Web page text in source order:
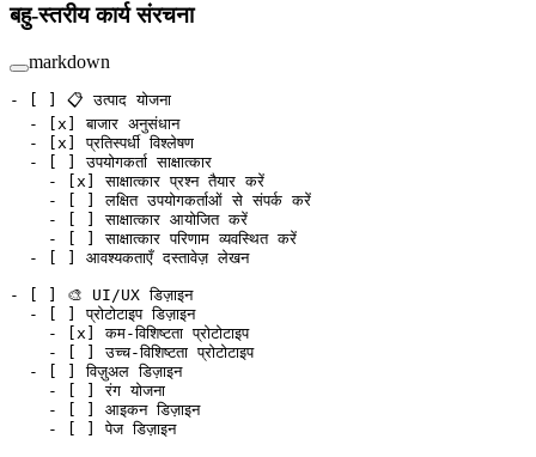
बहु-स्तरीय कार्य संरचना
markdown
-
[ ] 📋 उत्पाद योजना
  -
[ x ] बाजार अनुसंधान
  -
[ x ] प्रतिस्पर्धी विश्लेषण
  -
[ ] उपयोगकर्ता साक्षात्कार
    -
[ x ] साक्षात्कार प्रश्न तैयार करें
    -
[ ] लक्षित उपयोगकर्ताओं से संपर्क करें
    -
[ ] साक्षात्कार आयोजित करें
    -
[ ] साक्षात्कार परिणाम व्यवस्थित करें
  -
[ ] आवश्यकताएँ दस्तावेज़ लेखन
-
[ ] 🎨 UI/UX डिज़ाइन
  -
[ ] प्रोटोटाइप डिज़ाइन
    -
[ x ] कम-विशिष्टता प्रोटोटाइप
    -
[ ] उच्च-विशिष्टता प्रोटोटाइप
  -
[ ] विज़ुअल डिज़ाइन
    -
[ ] रंग योजना
    -
[ ] आइकन डिज़ाइन
    -
[ ] पेज डिज़ाइन